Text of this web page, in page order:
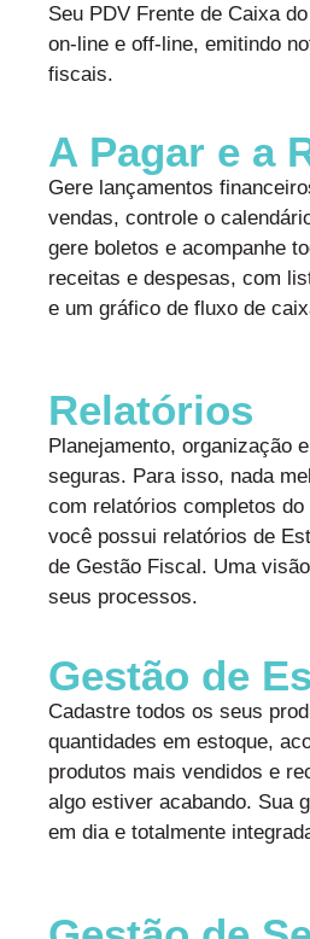
Seu PDV Frente de Caixa
on-line e off-line, emitindo
fiscais.
A Pagar e a
Gere lançamentos
vendas, controle o
gere boletos e acompanhe
receitas e despesas, com
e um gráfico de fluxo de
Relatórios
Planejamento, organização
seguras. Para isso, nada
com relatórios completos do
você possui relatórios de
de Gestão Fiscal. Uma
seus processos.
Gestão de
Cadastre todos os seus
quantidades em estoque,
produtos mais vendidos e
algo estiver acabando. Sua
em dia e totalmente